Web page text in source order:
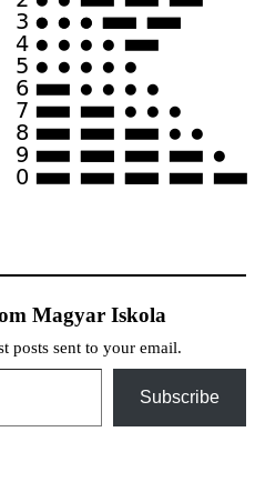
Magyar Iskola
posts sent to your email.
Subscribe